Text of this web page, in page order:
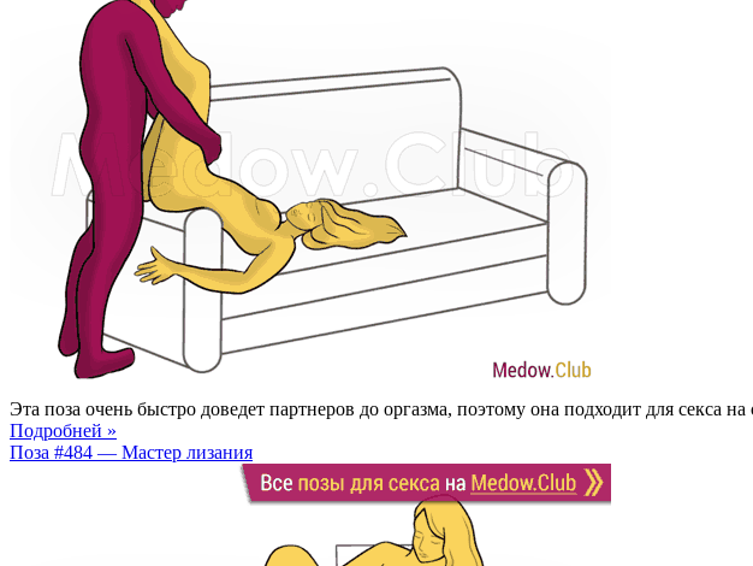
Эта поза очень быстро доведет партнеров до оргазма, поэтому она подходит для секса
Подробней »
Поза #484 — Мастер лизания